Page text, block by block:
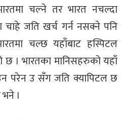
चल्ने तर भारत नचल्दा
चाहे जति खर्च गर्न नसक्ने पनि
चल्छ यहाँबाट हस्पिटल
। भारतका मानिसहरुको यहाँ
परेन उ सँग जति क्यापिटल छ
।